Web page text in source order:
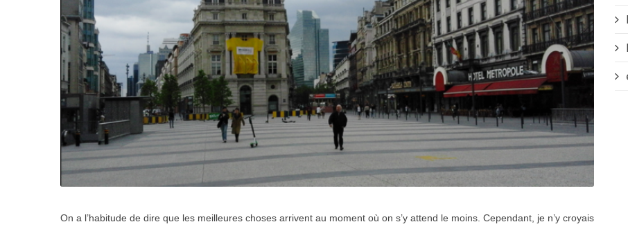
On a l’habitude de dire que les meilleures choses arrivent au moment où on s’y attend le moins. Cependant, je n’y croyais